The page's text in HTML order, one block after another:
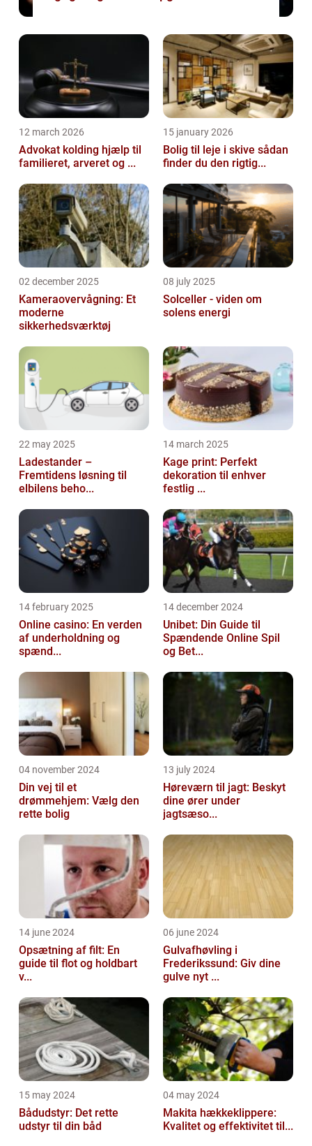
12 march 2026
Advokat kolding hjælp til
familieret, arveret og ...
15 january 2026
Bolig til leje i skive sådan
finder du den rigtig...
02 december 2025
Kameraovervågning: Et
moderne
sikkerhedsværktøj
08 july 2025
Solceller - viden om
solens energi
22 may 2025
Ladestander –
Fremtidens løsning til
elbilens beho...
14 march 2025
Kage print: Perfekt
dekoration til enhver
festlig ...
14 february 2025
Online casino: En verden
af underholdning og
spænd...
14 december 2024
Unibet: Din Guide til
Spændende Online Spil
og Bet...
04 november 2024
Din vej til et
drømmehjem: Vælg den
rette bolig
13 july 2024
Høreværn til jagt: Beskyt
dine ører under
jagtsæso...
14 june 2024
Opsætning af filt: En
guide til flot og holdbart
v...
06 june 2024
Gulvafhøvling i
Frederikssund: Giv dine
gulve nyt ...
15 may 2024
Bådudstyr: Det rette
udstyr til din båd
04 may 2024
Makita hækkeklippere:
Kvalitet og effektivitet til...